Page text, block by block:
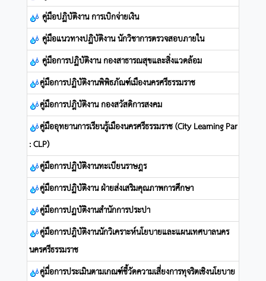
คู่มือปฏิบัติงาน การเบิกจ่ายเงิน
คู่มือแนวทางปฏิบัติงาน นักวิชาการตรวจสอบภายใน
คู่มือการปฏิบัติงาน กองสาธารณสุขและสิ่งแวดล้อม
คู่มือการปฏิบัติงานพิพิธภัณฑ์เมืองนครศรีธรรมราช
คู่มือการปฎิบัติงาน กองสวัสดิการสงคม
คู่มืออุทยานการเรียนรู้เมืองนครศรีธรรมราช (City Learning Par
: CLP)
คู่มือการปฏิบัติงานทะเบียนราษฎร
คู่มือการปฏิบัติงาน ฝ่ายส่งเสริมคุณภาพการศึกษา
คู่มือการปฏบัติงานสำนักการประปา
คู่มือการปฎิบัติงานนักวิเคราะห์นโยบายและแผนเทศบาลนคร
นครศรีธรรมราช
คู่มื่อการประเมินตามเกณฑ์ชี้วัดความเสี่ยงการทุจริตเชิงนโยบาย